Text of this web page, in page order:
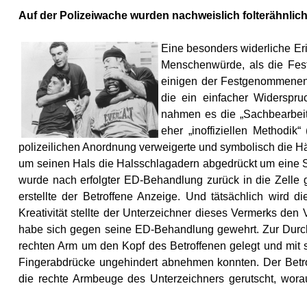
Auf der Polizeiwache wurden nachweislich
Eine besonders widerliche
Menschenwürde, als die
einigen der
die ein einfacher
nahmen es die
eher „inoffiziellen
polizeilichen Anordnung verweigerte und symbolisch die
um seinen Hals die Halsschlagadern abgedrückt um eine
wurde nach erfolgter ED-Behandlung zurück in die Zelle
erstellte der Betroffene Anzeige. Und tätsächlich wird
Kreativität stellte der Unterzeichner dieses Vermerks
habe sich gegen seine ED-Behandlung gewehrt. Zur
rechten Arm um den Kopf des Betroffenen gelegt und
Fingerabdrücke ungehindert abnehmen konnten. Der
die rechte Armbeuge des Unterzeichners gerutscht,